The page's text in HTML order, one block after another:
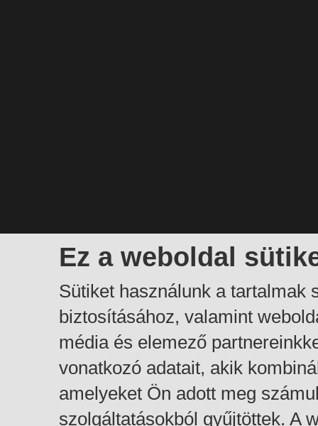
Ez a weboldal
Sütiket használunk a tartalmak
biztosításához, valamint
média és elemező
vonatkozó adatait, akik
amelyeket Ön adott meg
szolgáltatásokból gyűjtöttek. A